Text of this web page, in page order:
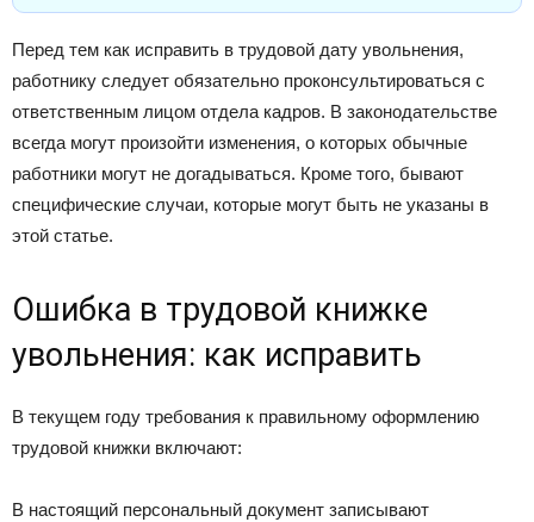
Перед тем как исправить в трудовой дату увольнения,
работнику следует обязательно проконсультироваться с
ответственным лицом отдела кадров. В законодательстве
всегда могут произойти изменения, о которых обычные
работники могут не догадываться. Кроме того, бывают
специфические случаи, которые могут быть не указаны в
этой статье.
Ошибка в трудовой книжке
увольнения: как исправить
В текущем году требования к правильному оформлению
трудовой книжки включают:
В настоящий персональный документ записывают